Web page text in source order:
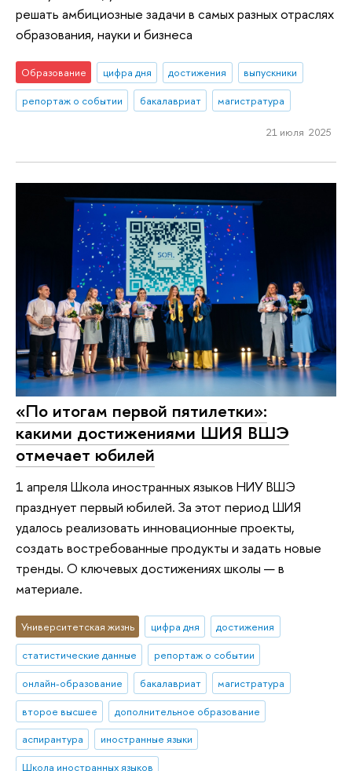
решать амбициозные задачи в самых разных отраслях
образования, науки и бизнеса
Образование цифра дня достижения
выпускники
репортаж о событии
бакалавриат магистратура
21 июля 2025
«По итогам первой пятилетки»:
какими достижениями ШИЯ ВШЭ
отмечает юбилей
1 апреля Школа иностранных языков НИУ ВШЭ
празднует первый юбилей. За этот период ШИЯ
удалось реализовать инновационные проекты,
создать востребованные продукты и задать новые
тренды. О ключевых достижениях школы — в
материале.
Университетская жизнь цифра дня
достижения
статистические данные
репортаж о событии
онлайн-образование
бакалавриат
магистратура
второе высшее
дополнительное образование
аспирантура
иностранные языки
Школа иностранных языков